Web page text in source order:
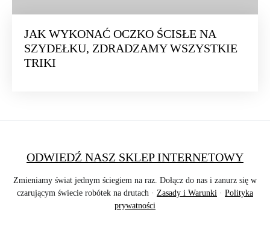
JAK WYKONAĆ OCZKO ŚCISŁE NA
SZYDEŁKU, ZDRADZAMY WSZYSTKIE
TRIKI
ODWIEDŹ NASZ SKLEP INTERNETOWY
Zmieniamy świat jednym ściegiem na raz. Dołącz do nas i zanurz się w
czarującym świecie robótek na drutach · Zasady i Warunki · Polityka
prywatności